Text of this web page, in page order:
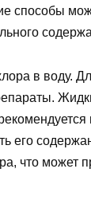
способы
в воду.
его
что может